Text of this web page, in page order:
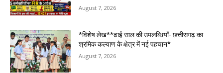
August 7, 2026
*विशेष लेख**ढाई साल की उपलब्धियाँ- छत्तीसगढ़ का
श्रमिक कल्याण के क्षेत्र में नई पहचान*
August 7, 2026